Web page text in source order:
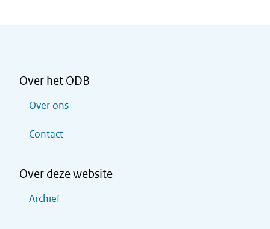
Over het ODB
Over ons
Contact
Over deze website
Archief